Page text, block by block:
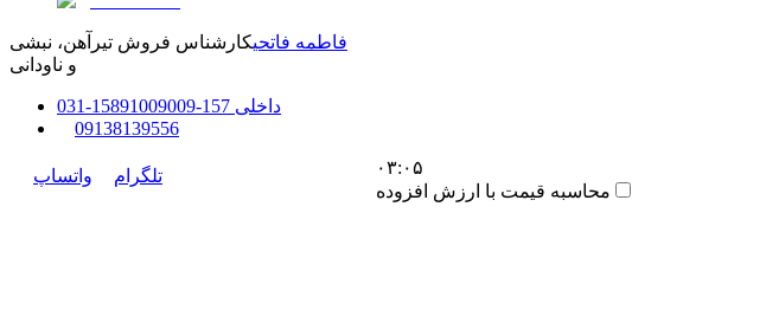
۰۳:۰۵
محاسبه قیمت با ارزش افزوده
فاطمه فاتحیکارشناس فروش تیرآهن، نبشی
و ناودانی
داخلی 157-158
91009009
-
031
09138139556
تلگرام واتساپ